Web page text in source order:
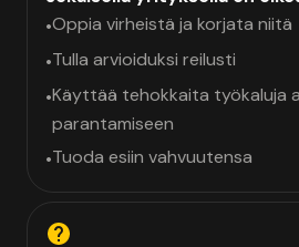
•Oppia virheistä ja korjata niitä
•Tulla arvioiduksi reilusti
•Käyttää tehokkaita työkaluja
parantamiseen
•Tuoda esiin vahvuutensa